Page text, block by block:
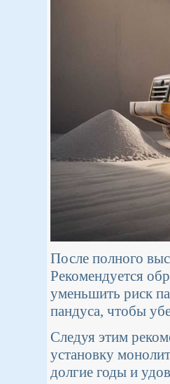
После полного
Рекомендуется
уменьшить риск
пандуса, чтобы
Следуя этим
установку
долгие годы и